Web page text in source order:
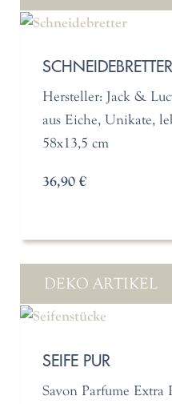
SCHNEIDEBRETTER
Hersteller: Jack &
aus Eiche, Unikate,
58x13,5 cm
36,90 €
DEKO ARTIKEL
SEIFE PUR
Savon Parfume Extra